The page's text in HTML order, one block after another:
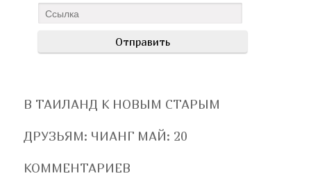
В ТАИЛАНД К НОВЫМ СТАРЫМ
ДРУЗЬЯМ: ЧИАНГ МАЙ: 20
КОММЕНТАРИЕВ